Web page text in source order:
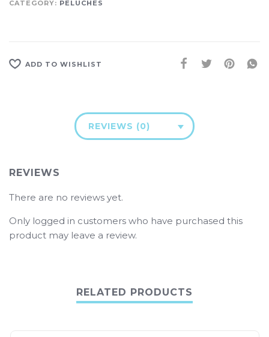
CATEGORY: PELUCHES
ADD TO WISHLIST
REVIEWS (0)
REVIEWS
There are no reviews yet.
Only logged in customers who have purchased this
product may leave a review.
RELATED PRODUCTS